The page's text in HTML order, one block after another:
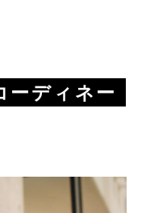
ーディネー